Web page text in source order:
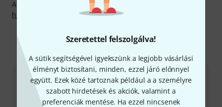
Szeretettel felszolgálva!
A sütik segítségével igyekszünk a legjobb vásárlási
élményt biztosítani, minden, ezzel járó előnnyel
együtt. Ezek közé tartoznak például a a személyre
szabott hirdetések és akciók, valamint a
preferenciák mentése. Ha ezzel nincsenek
A gyártóval kapcsolatban itt találsz bővebb tájékoztatást:
http://chamsyslighting.com
Így érhetsz el minket
Ügyfélszolgálat - Magyarország